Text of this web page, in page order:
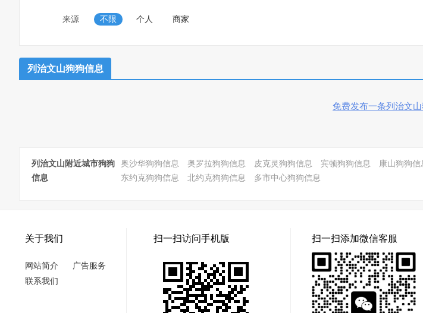
来源 不限 个人 商家
列治文山狗狗信息
免费发布一条列治文
列治文山附近城市狗狗
信息
奥沙华狗狗信息 奥罗拉狗狗信息 皮克灵狗狗信息 宾顿狗狗信息 康山狗狗信
东约克狗狗信息
北约克狗狗信息 多市中心狗狗信息
关于我们
网站简介
广告服务
联系我们
扫一扫访问手机版 扫一扫添加微信客服